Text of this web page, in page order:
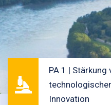
PA 1 | Stärkung
Innovation